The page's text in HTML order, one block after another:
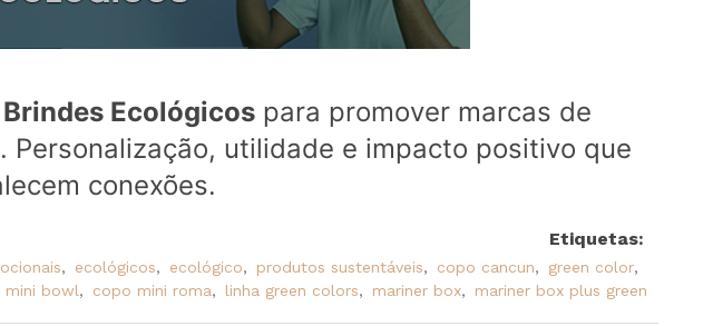
Ecológicos para promover marcas de
Personalização, utilidade e impacto positivo que
conexões.
Etiquetas:
, ecológicos, ecológico, produtos sustentáveis, copo cancun, green color,
mini bowl, copo mini roma, linha green colors, mariner box, mariner box plus green